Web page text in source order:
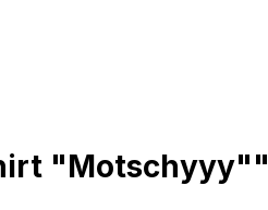
"Motschyyy""